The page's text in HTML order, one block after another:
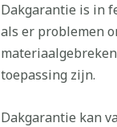
Dakgarantie is in
als er problemen
toepassing zijn.
Dakgarantie kan